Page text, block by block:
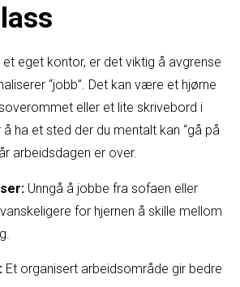
eget kontor, er det viktig å avgrense
“jobb”. Det kan være et hjørne
eller et lite skrivebord i
ha et sted der du mentalt kan “gå på
arbeidsdagen er over.
Unngå å jobbe fra sofaen eller
for hjernen å skille mellom
Et organisert arbeidsområde gir bedre